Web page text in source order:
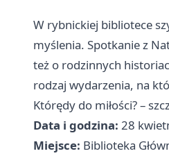
W rybnickiej bibliotece
myślenia. Spotkanie z
też o rodzinnych
rodzaj wydarzenia, na
Którędy do miłości? –
Data i godzina: 28
Miejsce: Biblioteka